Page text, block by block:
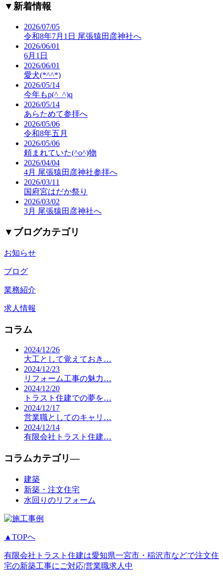
▼ 新着情報
2026/07/05
令和8年7月1日 尾張猿田彦神社へ
2026/06/01
6月1日
2026/06/01
愛犬(*^^*)
2026/05/14
今年もp(^_^)q
2026/05/14
あらためて参拝へ
2026/05/06
令和8年五月
2026/05/06
頼まれていた(^o^)物
2026/04/04
4月 尾張猿田彦神社参拝へ
2026/03/11
国府宮はだか祭り
2026/03/02
3月 尾張猿田彦神社へ
▼ ブログカテゴリ
お知らせ
ブログ
業務紹介
求人情報
コラム
2024/12/26
大工として覚えておき…
2024/12/23
リフォーム工事の魅力…
2024/12/20
トラスト住建での夢を…
2024/12/17
営業職としてのキャリ…
2024/12/14
有限会社トラスト住建…
コラムカテゴリ―
建築
新築・注文住宅
水回りのリフォーム
▲TOPへ
有限会社トラスト住建は愛知県一宮市・稲沢市などで注文住
宅の新築工事にご対応|営業職求人中